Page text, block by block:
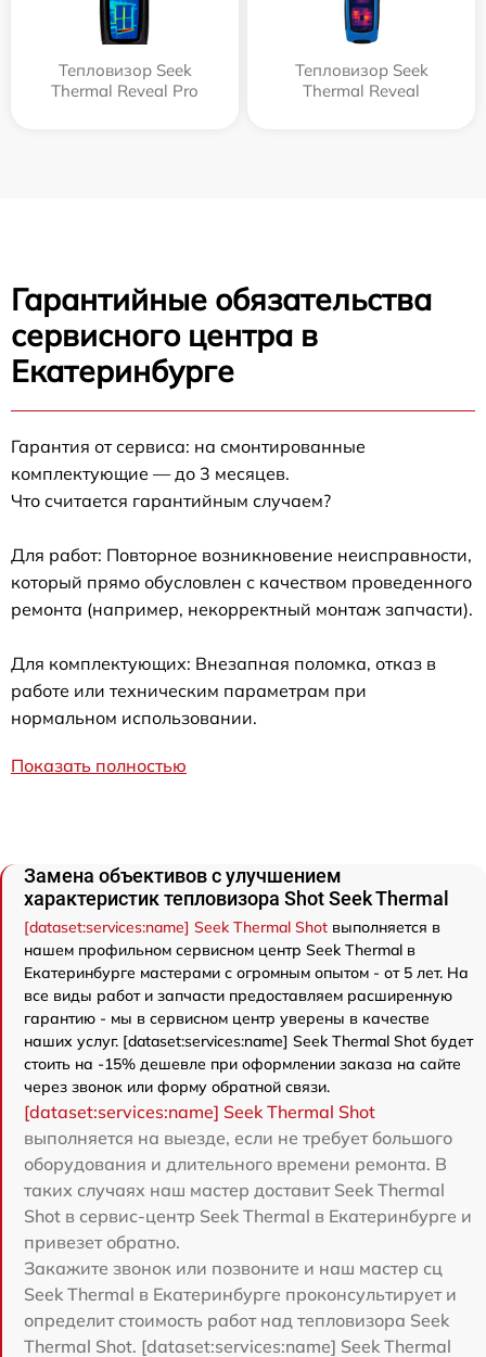
Тепловизор Seek
Thermal Reveal Pro
Тепловизор Seek
Thermal Reveal
Гарантийные обязательства
сервисного центра в
Екатеринбурге
Гарантия от сервиса: на смонтированные
комплектующие — до 3 месяцев.
Что считается гарантийным случаем?
Для работ: Повторное возникновение неисправности,
который прямо обусловлен с качеством проведенного
ремонта (например, некорректный монтаж запчасти).
Для комплектующих: Внезапная поломка, отказ в
работе или техническим параметрам при
нормальном использовании.
Показать полностью
Замена объективов с улучшением
характеристик тепловизора Shot Seek Thermal
[dataset:services:name] Seek Thermal Shot выполняется в
нашем профильном сервисном центр Seek Thermal в
Екатеринбурге мастерами с огромным опытом - от 5 лет. На
все виды работ и запчасти предоставляем расширенную
гарантию - мы в сервисном центр уверены в качестве
наших услуг. [dataset:services:name] Seek Thermal Shot будет
стоить на -15% дешевле при оформлении заказа на сайте
через звонок или форму обратной связи.
[dataset:services:name] Seek Thermal Shot
выполняется на выезде, если не требует большого
оборудования и длительного времени ремонта. В
таких случаях наш мастер доставит Seek Thermal
Shot в сервис-центр Seek Thermal в Екатеринбурге и
привезет обратно.
Закажите звонок или позвоните и наш мастер сц
Seek Thermal в Екатеринбурге проконсультирует и
определит стоимость работ над тепловизора Seek
Thermal Shot. [dataset:services:name] Seek Thermal